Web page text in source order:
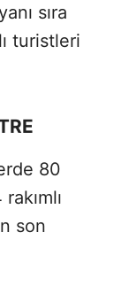
sıra
turistleri
80
son